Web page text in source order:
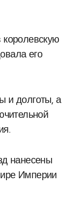
королевскую
его
и долготы, а
нанесены
Империи